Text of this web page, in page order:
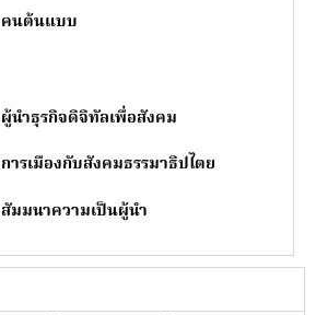
คนต้นแบบ
ผู้นำธุรกิจดิจิทัลเพื่อสังคม
การเมืองกับสังคมธรรมาธิปไตย
สัมมนาความเป็นผู้นำ